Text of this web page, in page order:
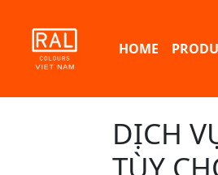
HOME
DỊCH
TÙY